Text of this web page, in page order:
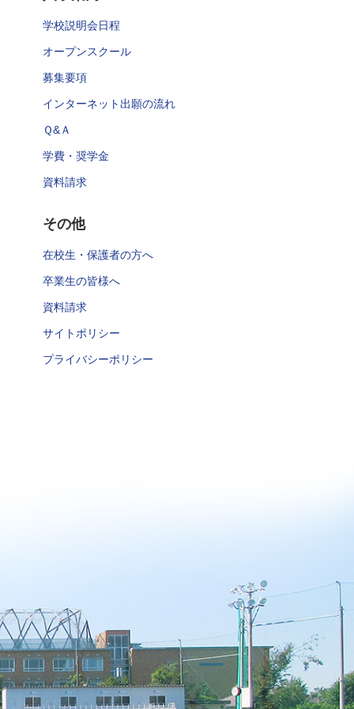
学校説明会日程
オープンスクール
募集要項
インターネット出願の流れ
Ｑ&Ａ
学費・奨学金
資料請求
その他
在校生・保護者の方へ
卒業生の皆様へ
資料請求
サイトポリシー
プライバシーポリシー